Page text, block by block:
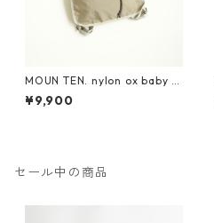
MOUN TEN. nylon ox baby k
napsack [MA71-0215a]
¥9,900
セール中の商品